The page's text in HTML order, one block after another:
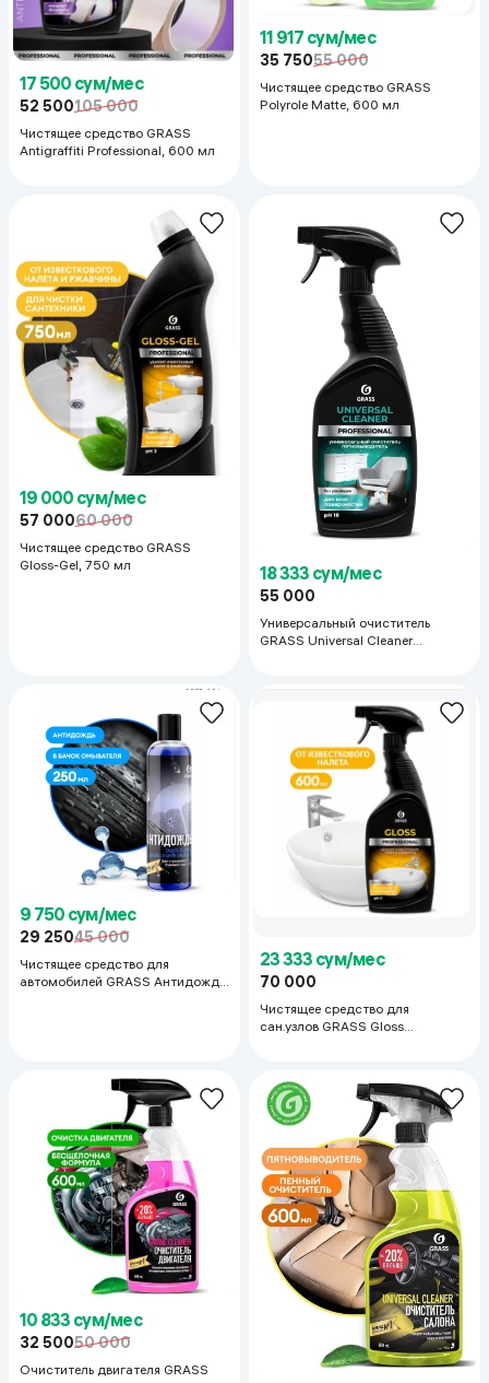
17 500 сум/мес
52 500105 000
Чистящее средство GRASS
Antigraffiti Professional, 600 мл
11 917 сум/мес
35 75055 000
Чистящее средство GRASS
Polyrole Matte, 600 мл
19 000 сум/мес
57 00060 000
Чистящее средство GRASS
Gloss-Gel, 750 мл
18 333 сум/мес
55 000
Универсальный очиститель
GRASS Universal Cleaner
9 750 сум/мес
29 25045 000
Чистящее средство для
автомобилей GRASS Антидождь,
23 333 сум/мес
70 000
Чистящее средство для
сан.узлов GRASS Gloss
10 833 сум/мес
32 50050 000
Очиститель двигателя GRASS